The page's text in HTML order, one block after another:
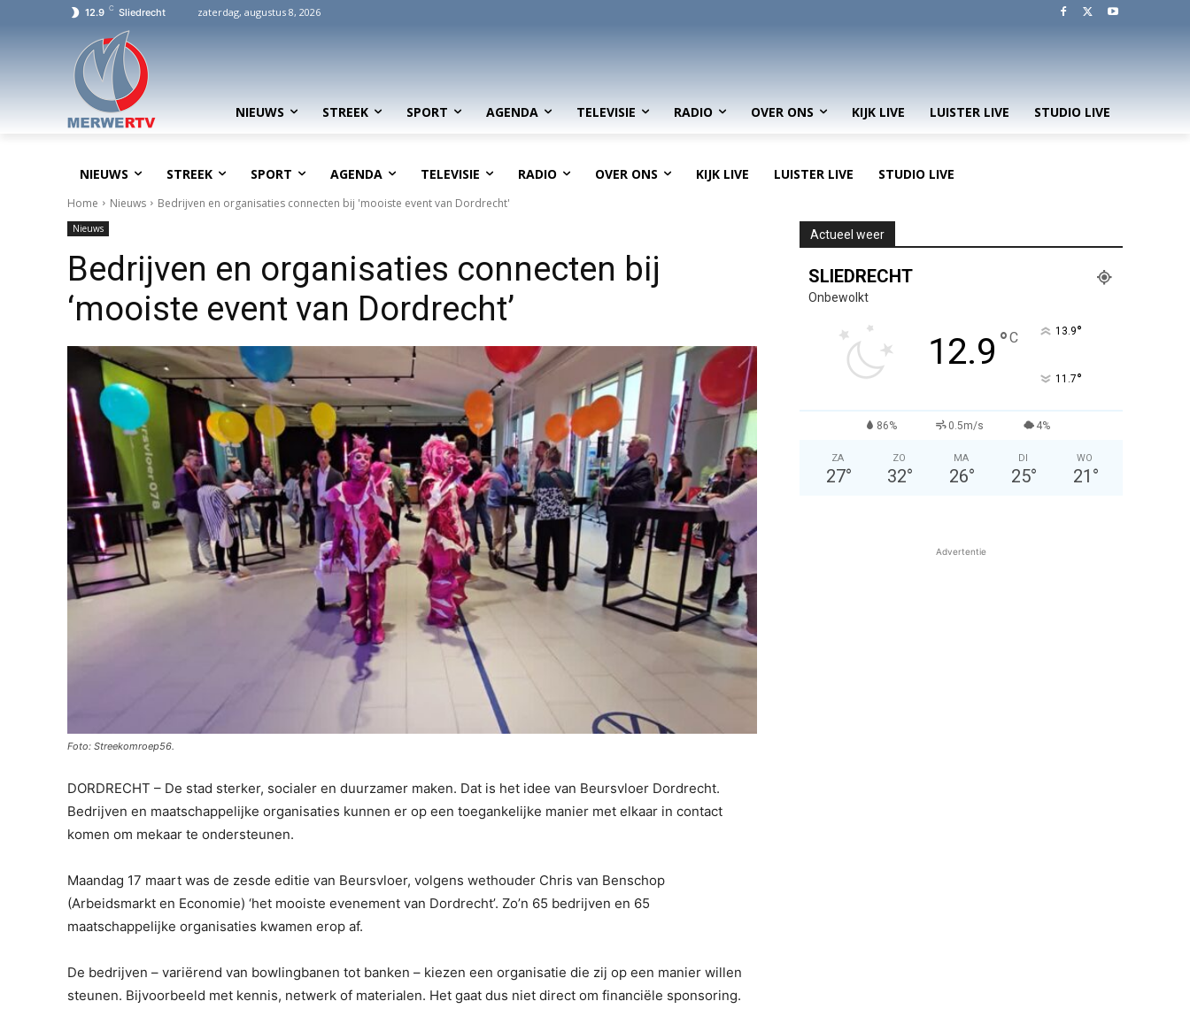
12.9 C Sliedrecht zaterdag, augustus 8, 2026
NIEUWS STREEK SPORT AGENDA TELEVISIE RADIO OVER ONS KIJK LIVE LUISTER LIVE STUDIO LIVE
NIEUWS STREEK SPORT AGENDA TELEVISIE RADIO OVER ONS KIJK LIVE LUISTER LIVE STUDIO LIVE
Home Nieuws Bedrijven en organisaties connecten bij 'mooiste event van Dordrecht'
Nieuws
Bedrijven en organisaties connecten bij
‘mooiste event van Dordrecht’
Foto: Streekomroep56.
DORDRECHT – De stad sterker, socialer en duurzamer maken. Dat is het idee van Beursvloer Dordrecht.
Bedrijven en maatschappelijke organisaties kunnen er op een toegankelijke manier met elkaar in contact
komen om mekaar te ondersteunen.
Maandag 17 maart was de zesde editie van Beursvloer, volgens wethouder Chris van Benschop
(Arbeidsmarkt en Economie) ‘het mooiste evenement van Dordrecht’. Zo’n 65 bedrijven en 65
maatschappelijke organisaties kwamen erop af.
De bedrijven – variërend van bowlingbanen tot banken – kiezen een organisatie die zij op een manier willen
steunen. Bijvoorbeeld met kennis, netwerk of materialen. Het gaat dus niet direct om financiële sponsoring.
Actueel weer
SLIEDRECHT
Onbewolkt
12.9 °C 13.9°
11.7°
86% 0.5m/s 4%
ZA
27°
ZO
32°
MA
26°
DI
25°
WO
21 °
Advertentie